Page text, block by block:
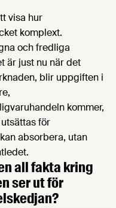
visa hur
komplext.
och fredliga
är just nu när det
blir uppgiften i
kommer,
för
absorbera, utan
all fakta kring
ser ut för